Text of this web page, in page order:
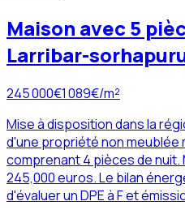
Maison avec 5
Larribar-
245 000€1 089€/m²
Mise à disposition dans la
d'une propriété non meublée
comprenant 4 pièces de
245,000 euros. Le bilan
d'évaluer un DPE à F et